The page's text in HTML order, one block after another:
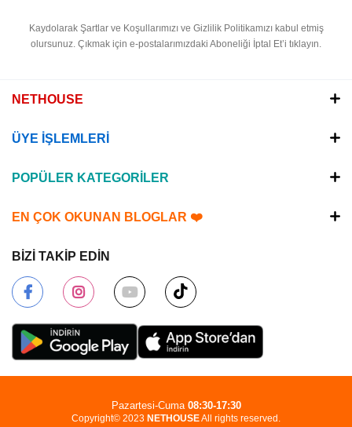
Kaydolarak Şartlar ve Koşullarımızı ve Gizlilik Politikamızı kabul etmiş
olursunuz. Çıkmak için e-postalarımızdaki Aboneliği İptal Et’i tıklayın.
NETHOUSE
ÜYE İŞLEMLERİ
POPÜLER KATEGORİLER
EN ÇOK OKUNAN BLOGLAR ❤️
BİZİ TAKİP EDİN
Copyright© 2023 NETHOUSEAll rights reserved.
Pazartesi-Cuma 08:30-17:30